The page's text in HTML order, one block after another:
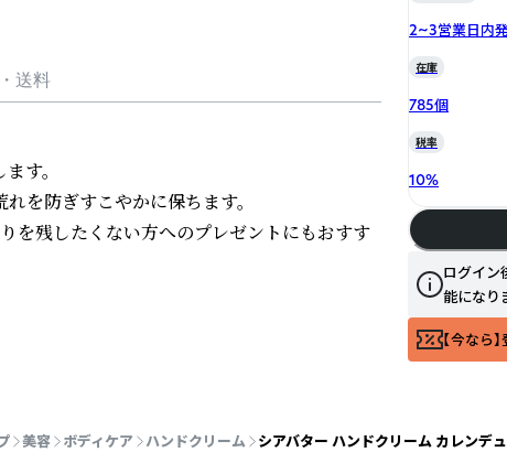
送料
す。
を防ぎすこやかに保ちます。
を残したくない方へのプレゼントにもおすす
2~3営業日内
在庫
785個
税率
10%
ログイン
能になり
【今なら
美容 ボディケア ハンドクリーム シアバター ハンドクリーム カレンデ